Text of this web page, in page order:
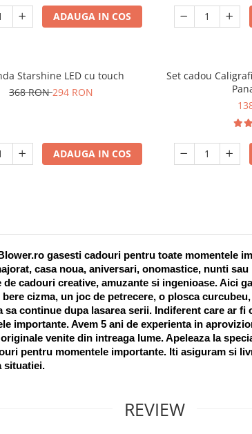
ADAUGA IN COS
Starshine LED cu touch
368 RON294 RON
ADAUGA IN COS
Set cadou
gasesti cadouri pentru toate momentele
casa noua, aniversari, onomastice, nunti
de cadouri creative, amuzante si ingenioase. Aici
bere cizma, un joc de petrecere, o plosca
sa continue dupa lasarea serii. Indiferent care ar
importante. Avem 5 ani de experienta in
venite din intreaga lume. Apeleaza la
pentru momentele importante. Iti asiguram si
situatiei.
REVIEW